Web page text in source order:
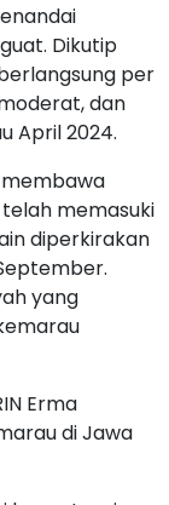
Dikutip
per
dan
April 2024.
membawa
memasuki
diperkirakan
yang
Erma
di Jawa